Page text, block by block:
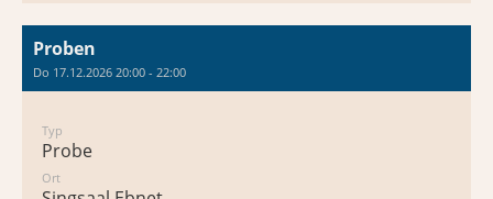
Proben
Do 17.12.2026 20:00 - 22:00
Typ
Probe
Ort